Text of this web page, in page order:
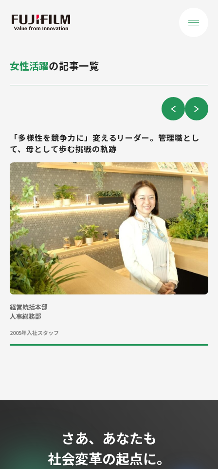
会社を知る
私たちが大切に
すること
データで見る
事業を知る
事業領域 概要
公共領域
民間領域
新規事業
ソリューション
人を知る
人材育成とキャリア
採用メッセージ
女性活躍の記事一覧
「多様性を競争力に」変えるリーダー。管理職とし
て、母として歩む挑戦の軌跡
経営統括本部
人事総務部
2005年入社スタッフ
さあ、あなたも
社会変革の起点に。